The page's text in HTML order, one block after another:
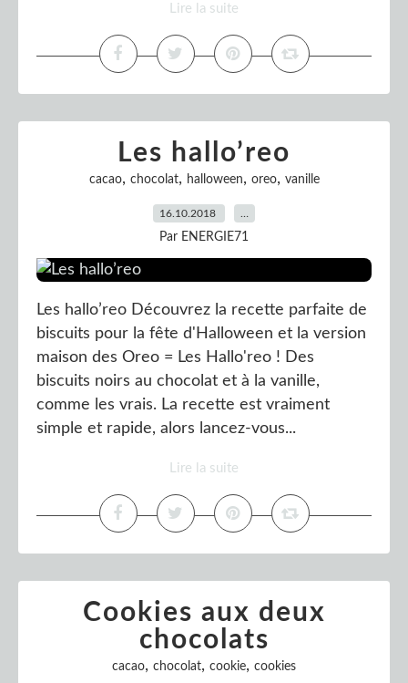
Lire la suite
Les hallo’reo
cacao, chocolat, halloween, oreo, vanille
16.10.2018
Par ENERGIE71
Les hallo’reo Découvrez la recette parfaite de
biscuits pour la fête d'Halloween et la version
maison des Oreo = Les Hallo'reo ! Des
biscuits noirs au chocolat et à la vanille,
comme les vrais. La recette est vraiment
simple et rapide, alors lancez-vous...
Lire la suite
Cookies aux deux
chocolats
cacao, chocolat, cookie, cookies